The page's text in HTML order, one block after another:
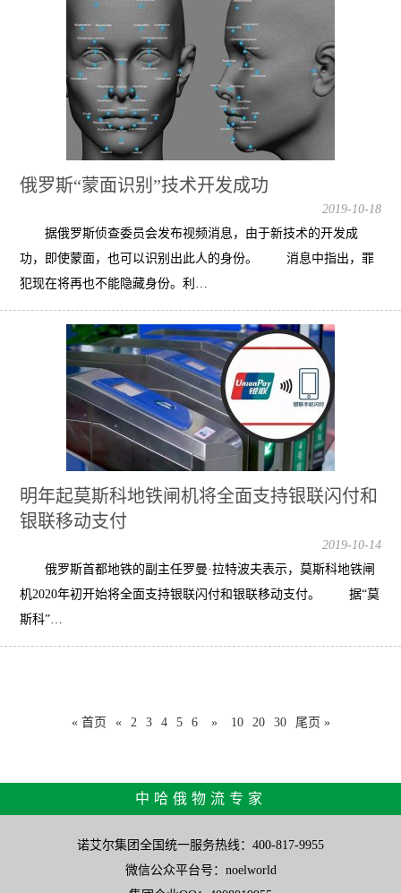
俄罗斯“蒙面识别”技术开发成功
2019-10-18
据俄罗斯侦查委员会发布视频消息，由于新技术的开发成
功，即使蒙面，也可以识别出此人的身份。 消息中指出，罪
犯现在将再也不能隐藏身份。利…
明年起莫斯科地铁闸机将全面支持银联闪付和
银联移动支付
2019-10-14
俄罗斯首都地铁的副主任罗曼·拉特波夫表示，莫斯科地铁闸
机2020年初开始将全面支持银联闪付和银联移动支付。 据“莫
斯科”…
« 首页 « 2 3 4 5 6 » 10 20 30 尾页 »
中哈俄物流专家
诺艾尔集团全国统一服务热线：400-817-9955
微信公众平台号：noelworld